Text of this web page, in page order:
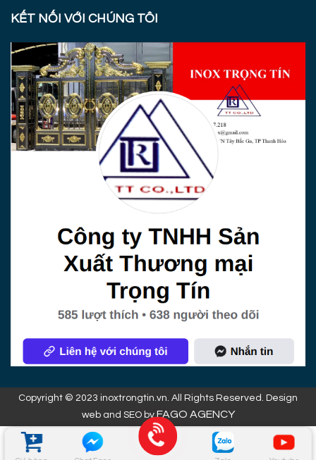
KẾT NỐI VỚI CHÚNG TÔI
Copyright © 2023 inoxtrongtin.vn. All Rights Reserved. Design
web and SEO byFAGO AGENCY